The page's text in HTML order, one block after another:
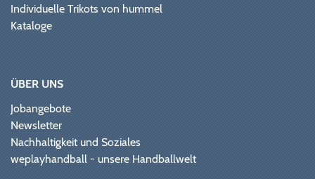
Individuelle Trikots von hummel
Kataloge
ÜBER UNS
Jobangebote
Newsletter
Nachhaltigkeit und Soziales
weplayhandball - unsere Handballwelt